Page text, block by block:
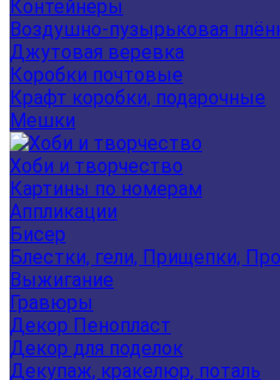
Контейнеры
Воздушно-пузырьковая
Джутовая веревка
Коробки почтовые
Крафт коробки, подарочные
Мешки
Хоби и творчество
Картины по номерам
Аппликации
Бисер
Блестки, гели, Прищепки,
Выжигание
Гравюры
Декор Пенопласт
Декор для поделок
Декупаж, кракелюр, поталь